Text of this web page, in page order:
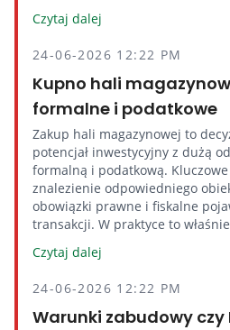
Czytaj dalej
24-06-2026 12:22 PM
Kupno hali
formalne i podatkowe
Zakup hali magazynowej to
potencjał inwestycyjny z dużą
formalną i podatkową.
znalezienie odpowiedniego
obowiązki prawne i fiskalne
transakcji. W praktyce to
Czytaj dalej
24-06-2026 12:22 PM
Warunki zabudowy czy